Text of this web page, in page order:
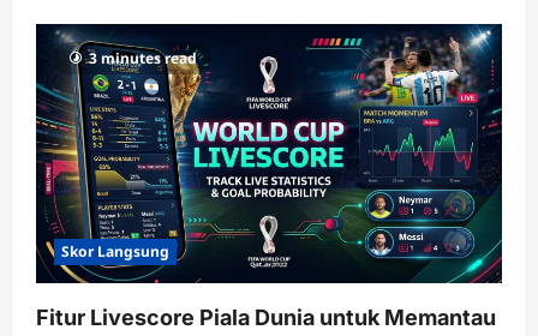
3 minutes read
Skor Langsung
Fitur Livescore Piala Dunia untuk Memantau